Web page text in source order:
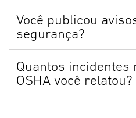
Você publicou
segurança?
Quantos incidentes
OSHA você relatou?